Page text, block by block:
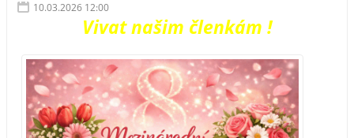
10.03.2026 12:00
Vivat našim členkám !